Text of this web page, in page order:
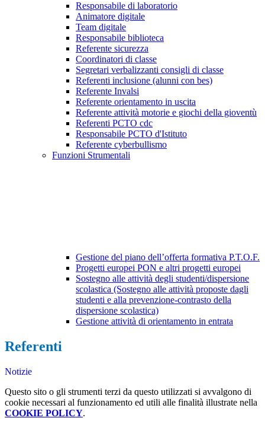
Responsabile di laboratorio
Animatore digitale
Team digitale
Responsabile biblioteca
Referente sicurezza
Coordinatori di classe
Segretari verbalizzanti consigli di classe
Referenti inclusione (alunni con bes)
Referente Invalsi
Referente orientamento in uscita
Referente attività motorie e giochi della gioventù
Referenti PCTO cdc
Responsabile PCTO d'Istituto
Referente cyberbullismo
Funzioni Strumentali
Gestione del piano dell’offerta formativa P.T.O.F.
Progetti europei PON e altri progetti europei
Sostegno alle attività degli studenti/dispersione
scolastica (Sostegno alle attività proposte dagli
studenti e alla prevenzione-contrasto della
dispersione scolastica)
Gestione attività di orientamento in entrata
Referenti
Notizie
Questo sito o gli strumenti terzi da questo utilizzati si avvalgono di
cookie necessari al funzionamento ed utili alle finalità illustrate nella
COOKIE POLICY.